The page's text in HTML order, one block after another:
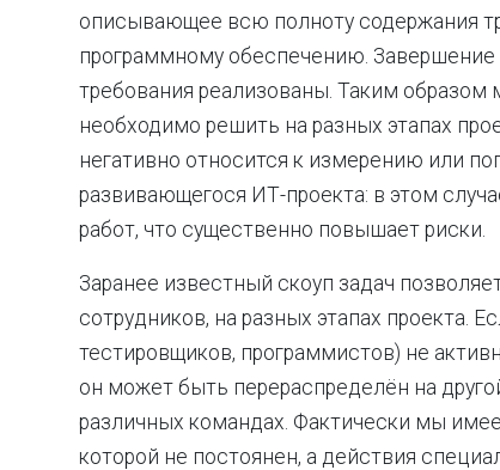
описывающее всю полноту содержания
программному обеспечению. Завершение
требования реализованы. Таким образом
необходимо решить на разных этапах
негативно относится к измерению или
развивающегося ИТ-проекта: в этом
работ, что существенно повышает риски.
Заранее известный скоуп задач
сотрудников, на разных этапах проекта.
тестировщиков, программистов) не
он может быть перераспределён на
различных командах. Фактически мы
которой не постоянен, а действия